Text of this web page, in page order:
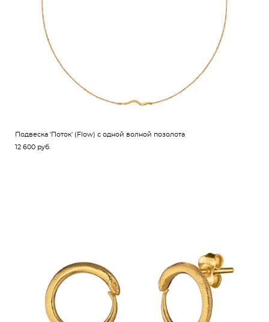
Подвеска 'Поток' (Flow) с одной волной позолота
12 600 pуб.